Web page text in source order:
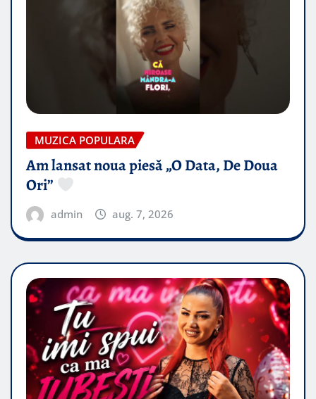
MUZICA POPULARA
Am lansat noua piesă „O Data, De Doua
Ori”
admin aug. 7, 2026